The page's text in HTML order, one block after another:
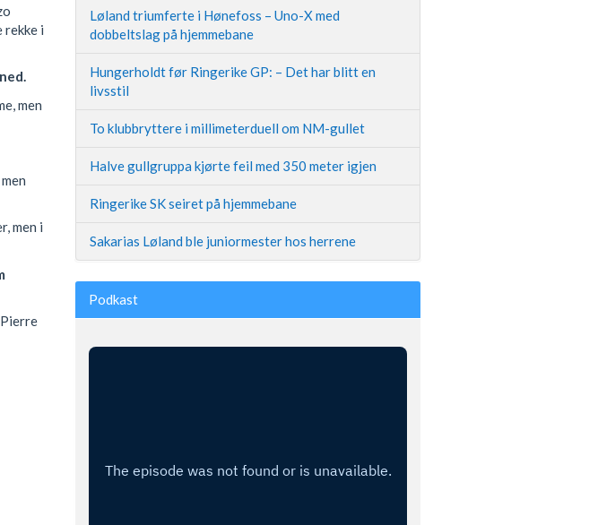
rekke i
men
men i
Løland triumferte i Hønefoss – Uno-X med
dobbeltslag på hjemmebane
Hungerholdt før Ringerike GP: – Det har blitt en
livsstil
To klubbryttere i millimeterduell om NM-gullet
Halve gullgruppa kjørte feil med 350 meter igjen
Ringerike SK seiret på hjemmebane
Sakarias Løland ble juniormester hos herrene
Podkast